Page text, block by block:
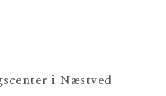
i Næstved